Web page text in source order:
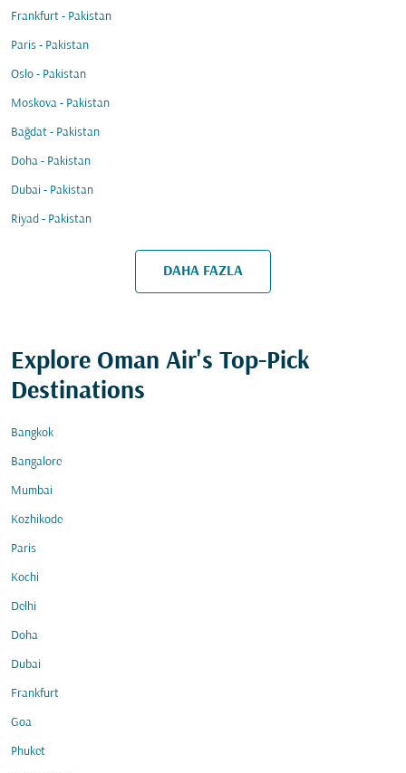
Frankfurt - Pakistan
Paris - Pakistan
Oslo - Pakistan
Moskova - Pakistan
Bağdat - Pakistan
Doha - Pakistan
Dubai - Pakistan
Riyad - Pakistan
DAHA FAZLA
Explore Oman Air's Top-Pick
Destinations
Bangkok
Bangalore
Mumbai
Kozhikode
Paris
Kochi
Delhi
Doha
Dubai
Frankfurt
Goa
Phuket